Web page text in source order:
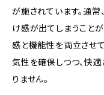
が施されています。通
け感が出てしまうこと
感と機能性を両立させ
気性を確保しつつ、快
りません。